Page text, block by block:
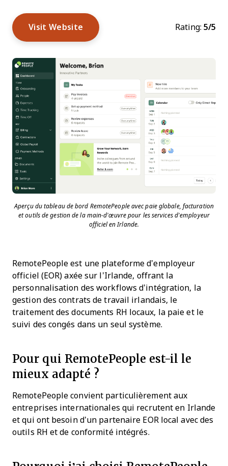
Visit Website Rating: 5/5
Aperçu du tableau de bord RemotePeople avec paie globale, facturation
et outils de gestion de la main-d’œuvre pour les services d’employeur
officiel en Irlande.
RemotePeople est une plateforme d’employeur
officiel (EOR) axée sur l’Irlande, offrant la
personnalisation des workflows d’intégration, la
gestion des contrats de travail irlandais, le
traitement des documents RH locaux, la paie et le
suivi des congés dans un seul système.
Pour qui RemotePeople est-il le
mieux adapté ?
RemotePeople convient particulièrement aux
entreprises internationales qui recrutent en Irlande
et qui ont besoin d’un partenaire EOR local avec des
outils RH et de conformité intégrés.